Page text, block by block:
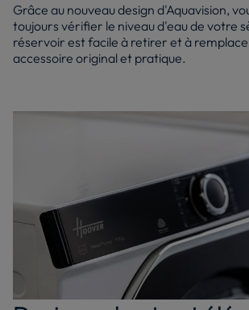
Grâce au nouveau design d'Aquavision,
toujours vérifier le niveau d'eau de votre
réservoir est facile à retirer et à
accessoire original et pratique.